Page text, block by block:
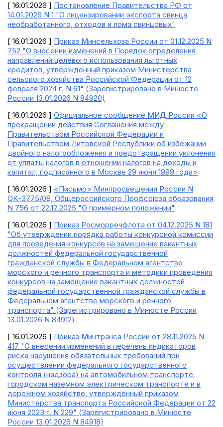
[ 16.01.2026 ] Постановление Правительства РФ от
14.01.2026 N 1 "О лицензировании экспорта свинца
необработанного, отходов и лома свинцовых"
[ 16.01.2026 ] Приказ Минсельхоза России от 01.12.2025 N
752 "О внесении изменений в Порядок определения
направлений целевого использования льготных
кредитов, утвержденный приказом Министерства
сельского хозяйства Российской Федерации от 12
февраля 2024 г. N 61" (Зарегистрировано в Минюсте
России 13.01.2026 N 84920)
[ 16.01.2026 ] Официальное сообщение МИД России <О
прекращении действия Соглашения между
Правительством Российской Федерации и
Правительством Литовской Республики об избежании
двойного налогообложения и предотвращении уклонения
от уплаты налогов в отношении налогов на доходы и
капитал, подписанного в Москве 29 июня 1999 года>
[ 16.01.2026 ] <Письмо> Минпросвещения России N
ОК-3775/08, Общероссийского Профсоюза образования
N 756 от 22.12.2025 "О примерном положении"
[ 16.01.2026 ] Приказ Росморречфлота от 04.12.2025 N 181
"Об утверждении порядка работы конкурсной комиссии
для проведения конкурсов на замещение вакантных
должностей федеральной государственной
гражданской службы в Федеральном агентстве
морского и речного транспорта и методики проведения
конкурсов на замещение вакантных должностей
федеральной государственной гражданской службы в
Федеральном агентстве морского и речного
транспорта" (Зарегистрировано в Минюсте России
13.01.2026 N 84912)
[ 16.01.2026 ] Приказ Минтранса России от 28.11.2025 N
417 "О внесении изменений в перечень индикаторов
риска нарушения обязательных требований при
осуществлении федерального государственного
контроля (надзора) на автомобильном транспорте,
городском наземном электрическом транспорте и в
дорожном хозяйстве, утвержденный приказом
Министерства транспорта Российской Федерации от 22
июня 2023 г. N 229" (Зарегистрировано в Минюсте
России 13.01.2026 N 84918)